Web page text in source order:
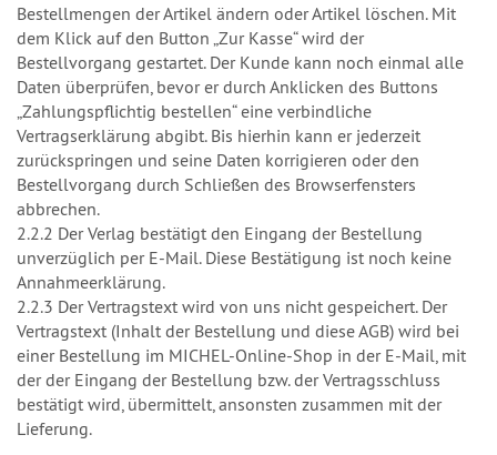
Bestellmengen der Artikel ändern oder Artikel löschen. Mit
dem Klick auf den Button „Zur Kasse“ wird der
Bestellvorgang gestartet. Der Kunde kann noch einmal alle
Daten überprüfen, bevor er durch Anklicken des Buttons
„Zahlungspflichtig bestellen“ eine verbindliche
Vertragserklärung abgibt. Bis hierhin kann er jederzeit
zurückspringen und seine Daten korrigieren oder den
Bestellvorgang durch Schließen des Browserfensters
abbrechen.
2.2.2 Der Verlag bestätigt den Eingang der Bestellung
unverzüglich per E-Mail. Diese Bestätigung ist noch keine
Annahmeerklärung.
2.2.3 Der Vertragstext wird von uns nicht gespeichert. Der
Vertragstext (Inhalt der Bestellung und diese AGB) wird bei
einer Bestellung im MICHEL-Online-Shop in der E-Mail, mit
der der Eingang der Bestellung bzw. der Vertragsschluss
bestätigt wird, übermittelt, ansonsten zusammen mit der
Lieferung.